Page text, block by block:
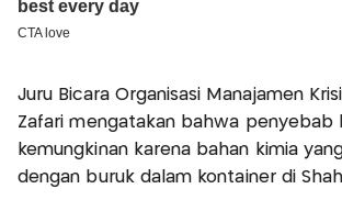
Juru Bicara Organisasi Manajamen
Zafari mengatakan bahwa penyebab
kemungkinan karena bahan kimia
dengan buruk dalam kontainer di